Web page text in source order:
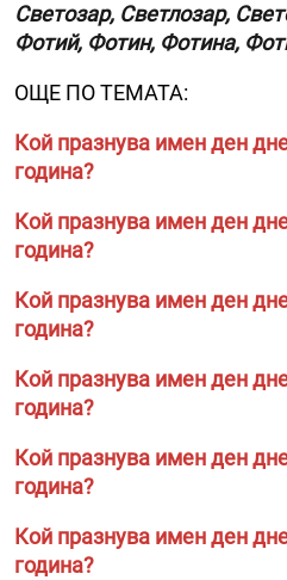
Светозар, Светлозар,
Фотий, Фотин, Фотина,
ОЩЕ ПО ТЕМАТА:
Кой празнува имен ден
година?
Кой празнува имен ден
година?
Кой празнува имен ден
година?
Кой празнува имен ден
година?
Кой празнува имен ден
година?
Кой празнува имен ден
година?